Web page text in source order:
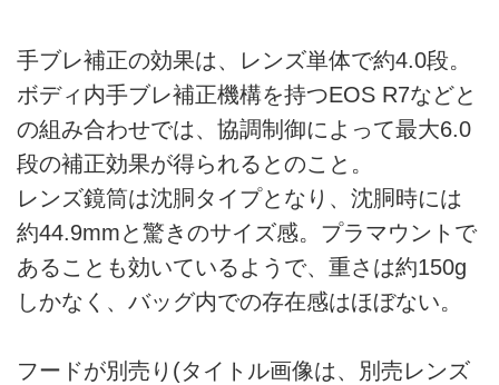
手ブレ補正の効果は、レンズ単体で約4.0段。
ボディ内手ブレ補正機構を持つEOS R7などと
の組み合わせでは、協調制御によって最大6.0
段の補正効果が得られるとのこと。
レンズ鏡筒は沈胴タイプとなり、沈胴時には
約44.9mmと驚きのサイズ感。プラマウントで
あることも効いているようで、重さは約150g
しかなく、バッグ内での存在感はほぼない。
フードが別売り(タイトル画像は、別売レンズ